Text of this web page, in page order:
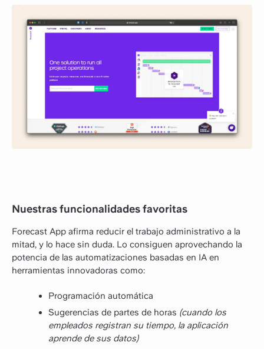
Nuestras funcionalidades favoritas
Forecast App afirma reducir el trabajo administrativo a la
mitad, y lo hace sin duda. Lo consiguen aprovechando la
potencia de las automatizaciones basadas en IA en
herramientas innovadoras como:
Programación automática
Sugerencias de partes de horas (cuando los
empleados registran su tiempo, la aplicación
aprende de sus datos)